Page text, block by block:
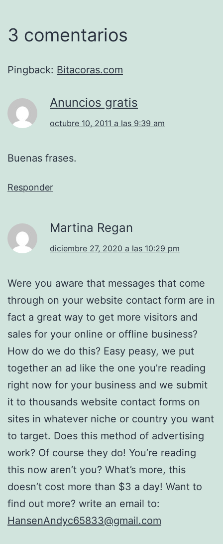
3 comentarios
Pingback: Bitacoras.com
Anuncios gratis
octubre 10, 2011 a las 9:39 am
Buenas frases.
Responder
Martina Regan
diciembre 27, 2020 a las 10:29 pm
Were you aware that messages that come
through on your website contact form are in
fact a great way to get more visitors and
sales for your online or offline business?
How do we do this? Easy peasy, we put
together an ad like the one you’re reading
right now for your business and we submit
it to thousands website contact forms on
sites in whatever niche or country you want
to target. Does this method of advertising
work? Of course they do! You’re reading
this now aren’t you? What’s more, this
doesn’t cost more than $3 a day! Want to
find out more? write an email to:
HansenAndyc65833@gmail.com